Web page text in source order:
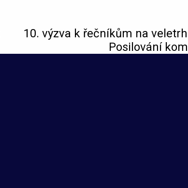
10. výzva k řečníkům na
Posilování